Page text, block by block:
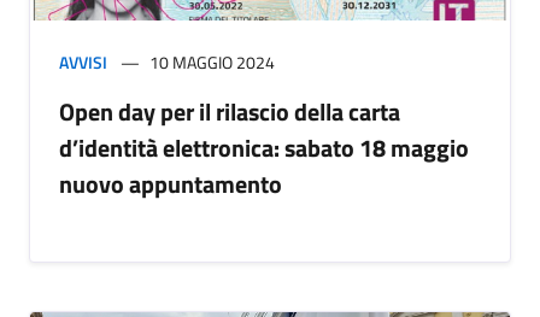
AVVISI 10 MAGGIO 2024
Open day per il rilascio della carta
d’identità elettronica: sabato 18 maggio
nuovo appuntamento